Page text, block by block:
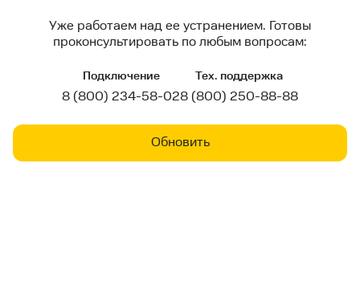
Уже работаем над ее устранением. Готовы
проконсультировать по любым вопросам:
Подключение
8 (800) 234-58-02
Тех. поддержка
8 (800) 250-88-88
Обновить